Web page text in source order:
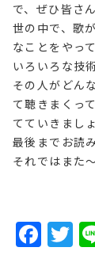
で、ぜひ皆さ
世の中で、歌
なことをやっ
いろいろな技
その人がどん
て聴きまくっ
てていきまし
最後までお読
それではまた
F T